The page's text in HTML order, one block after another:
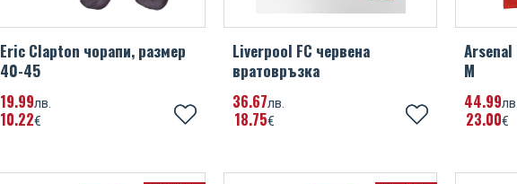
Eric Clapton чорапи, размер
40-45
19 99лв.
10 22€
Liverpool FC червена
вратовръзка
3667лв.
1875€
Arsenal
M
44 99лв.
23 00€